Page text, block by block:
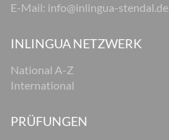
E-Mail: info@inlingua-stendal.de
INLINGUA NETZWERK
National A-Z
International
PRÜFUNGEN